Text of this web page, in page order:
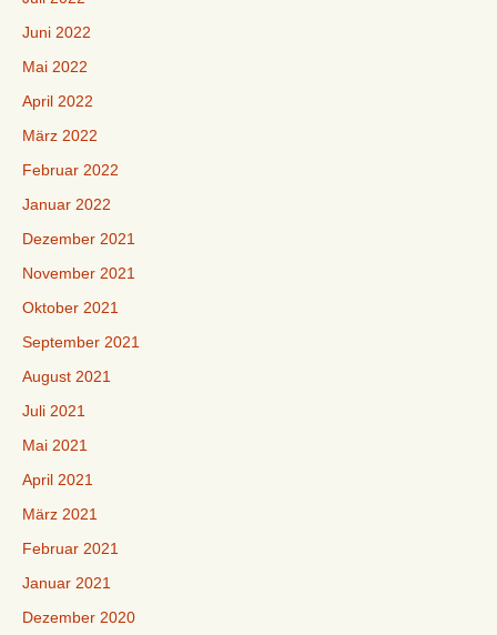
Juni 2022
Mai 2022
April 2022
März 2022
Februar 2022
Januar 2022
Dezember 2021
November 2021
Oktober 2021
September 2021
August 2021
Juli 2021
Mai 2021
April 2021
März 2021
Februar 2021
Januar 2021
Dezember 2020